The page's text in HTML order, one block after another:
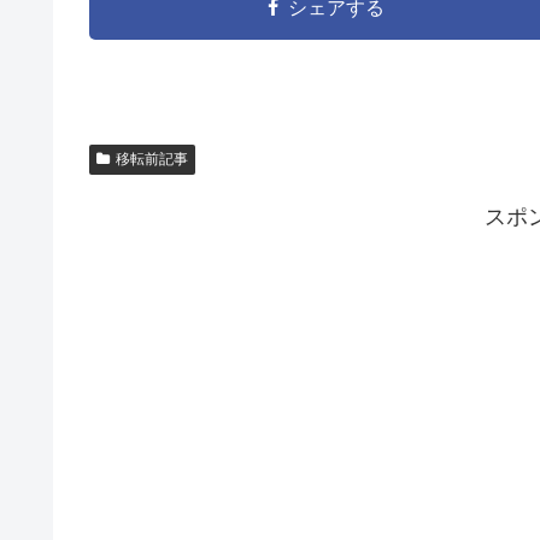
シェアする
移転前記事
スポ